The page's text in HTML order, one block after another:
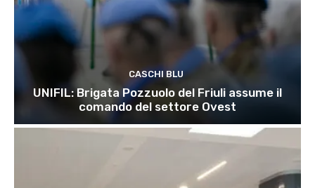
CASCHI BLU
UNIFIL: Brigata Pozzuolo del Friuli assume il
comando del settore Ovest